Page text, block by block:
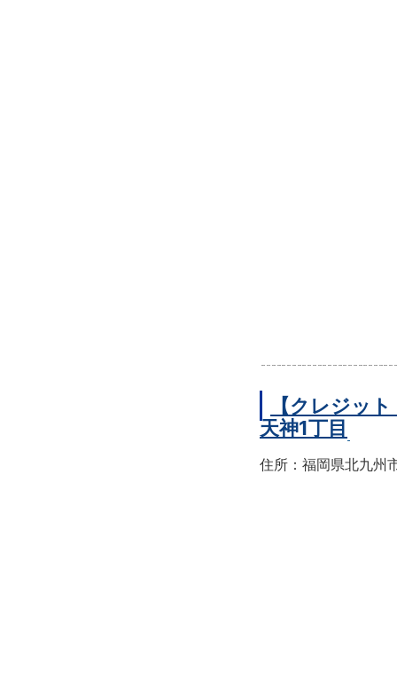
【クレジッ
天神1丁目
住所：福岡県北九州